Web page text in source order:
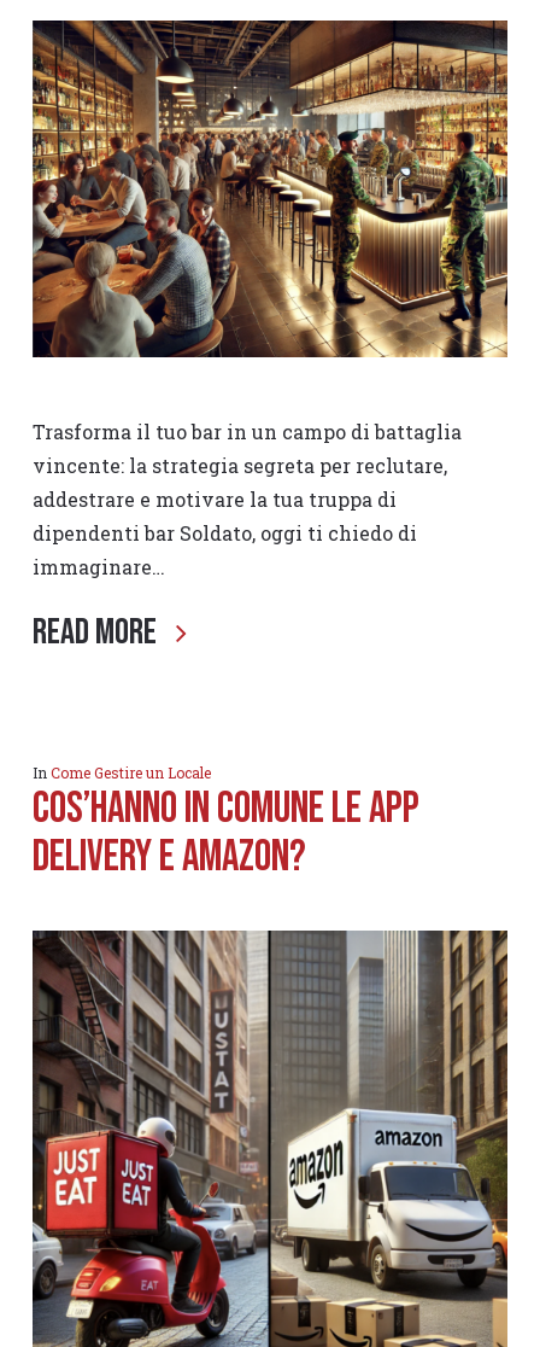
Trasforma il tuo bar in un campo di battaglia
vincente: la strategia segreta per reclutare,
addestrare e motivare la tua truppa di
dipendenti bar Soldato, oggi ti chiedo di
immaginare…
Read More
In Come Gestire un Locale
Cos’hanno in comune le app
delivery e Amazon?